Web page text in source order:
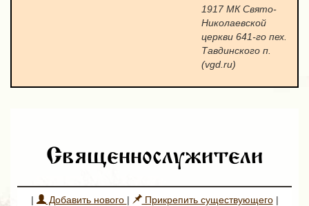
1917 МК Свято-
Николаевской
церкви 641-го пех.
Тавдинского п.
(vgd.ru)
Священнослужители
| Добавить нового | Прикрепить существующего|